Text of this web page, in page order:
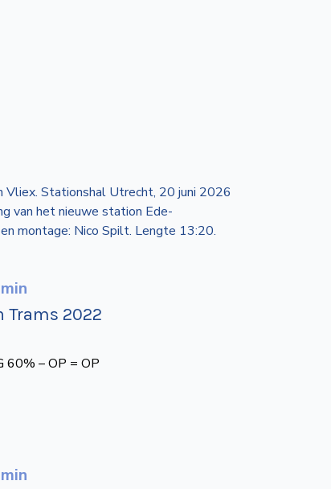
Vliex. Stationshal Utrecht, 20 juni 2026
van het nieuwe station Ede-
montage: Nico Spilt. Lengte 13:20.
Trams 2022
60% – OP = OP